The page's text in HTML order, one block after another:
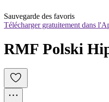
Sauvegarde des favoris
Télécharger gratuitement dans
RMF Polski